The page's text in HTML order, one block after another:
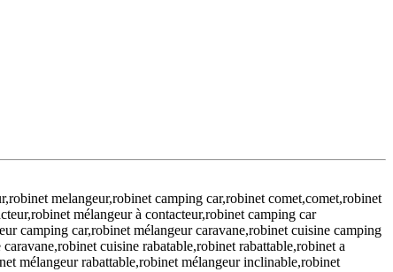
melangeur,robinet camping car,robinet comet,comet,robinet
mélangeur à contacteur,robinet camping car
camping car,robinet mélangeur caravane,robinet cuisine camping
cuisine rabatable,robinet rabattable,robinet a
mélangeur rabattable,robinet mélangeur inclinable,robinet